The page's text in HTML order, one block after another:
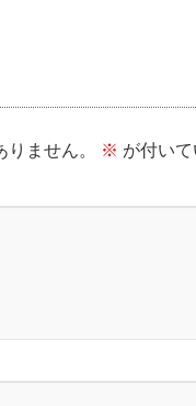
ません。 ※ が付い